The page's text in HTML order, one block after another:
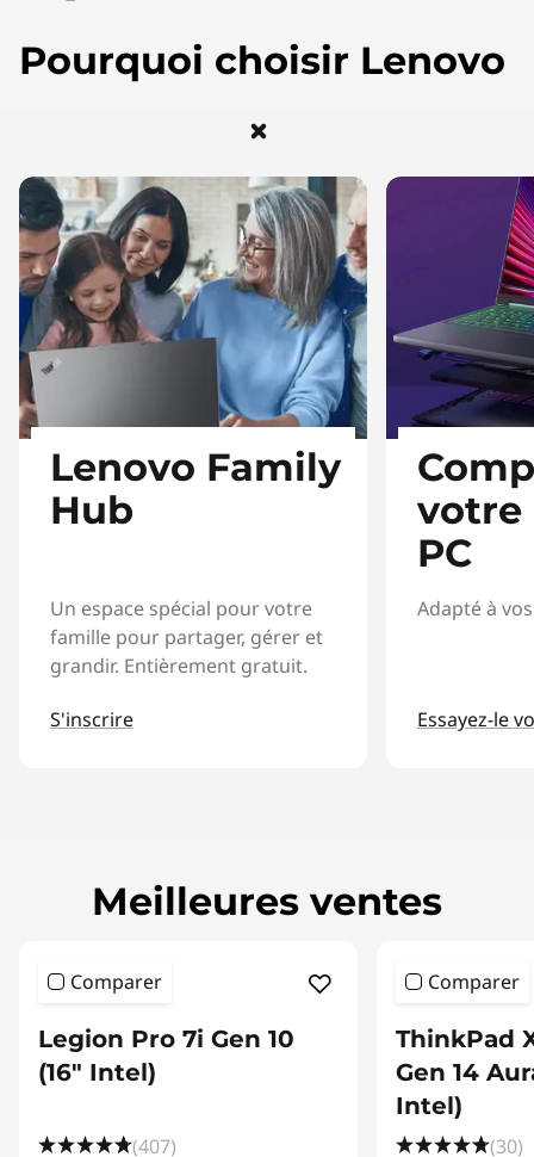
e
n
o
v
o
Pourquoi choisir Lenovo
Lenovo Family
Hub
Un espace spécial pour votre
famille pour partager, gérer et
grandir. Entièrement gratuit.
S'inscrire
votre
PC
Adapté à
Essayez-le
Meilleures ventes
Comparer
Legion Pro 7i Gen 10
(16" Intel)
(407)
Comparer
ThinkPad
Gen 14
Intel)
(30)